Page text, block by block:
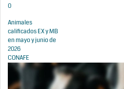
0
Animales
calificados EX y MB
en mayo y junio de
2026
CONAFE